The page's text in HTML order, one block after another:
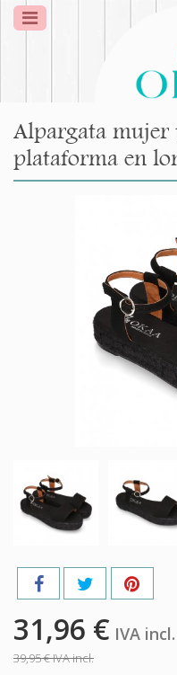
Alpargata mujer
plataforma en
31,96 € IVA incl.
39,95 €IVA incl.